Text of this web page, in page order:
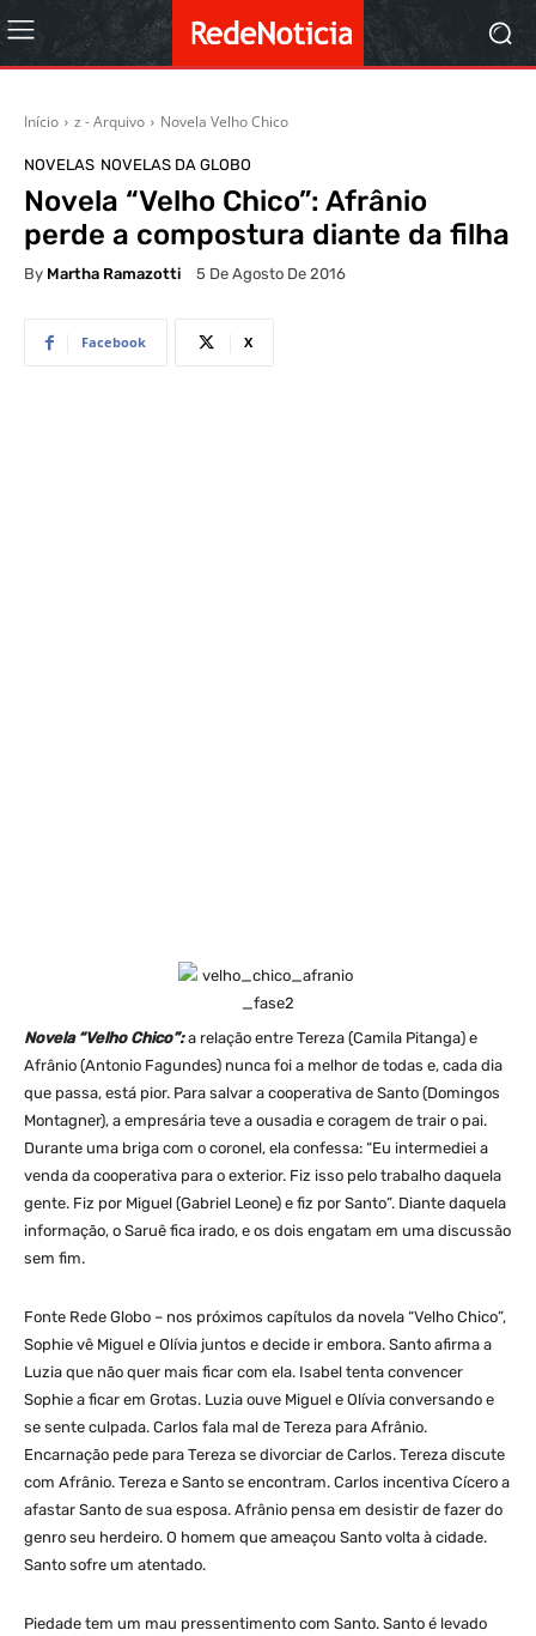
Início z - Arquivo Novela Velho Chico
NOVELAS NOVELAS DA GLOBO
Novela “Velho Chico”: Afrânio
perde a compostura diante da filha
By Martha Ramazotti 5 De Agosto De 2016
Facebook X
Novela “Velho Chico”:a relação entre Tereza (Camila Pitanga) e
Afrânio (Antonio Fagundes) nunca foi a melhor de todas e, cada dia
que passa, está pior. Para salvar a cooperativa de Santo (Domingos
Montagner), a empresária teve a ousadia e coragem de trair o pai.
Durante uma briga com o coronel, ela confessa: “Eu intermediei a
venda da cooperativa para o exterior. Fiz isso pelo trabalho daquela
gente. Fiz por Miguel (Gabriel Leone) e fiz por Santo”. Diante daquela
informação, o Saruê fica irado, e os dois engatam em uma discussão
sem fim.
Fonte Rede Globo – nos próximos capítulos da novela “Velho Chico”,
Sophie vê Miguel e Olívia juntos e decide ir embora. Santo afirma a
Luzia que não quer mais ficar com ela. Isabel tenta convencer
Sophie a ficar em Grotas. Luzia ouve Miguel e Olívia conversando e
se sente culpada. Carlos fala mal de Tereza para Afrânio.
Encarnação pede para Tereza se divorciar de Carlos. Tereza discute
com Afrânio. Tereza e Santo se encontram. Carlos incentiva Cícero a
afastar Santo de sua esposa. Afrânio pensa em desistir de fazer do
genro seu herdeiro. O homem que ameaçou Santo volta à cidade.
Santo sofre um atentado.
Piedade tem um mau pressentimento com Santo. Santo é levado